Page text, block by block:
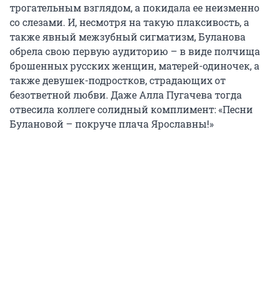
трогательным взглядом, а покидала ее неизменно
со слезами. И, несмотря на такую плаксивость, а
также явный межзубный сигматизм, Буланова
обрела свою первую аудиторию – в виде полчища
брошенных русских женщин, матерей-одиночек, а
также девушек-подростков, страдающих от
безответной любви. Даже Алла Пугачева тогда
отвесила коллеге солидный комплимент: «Песни
Булановой – покруче плача Ярославны!»